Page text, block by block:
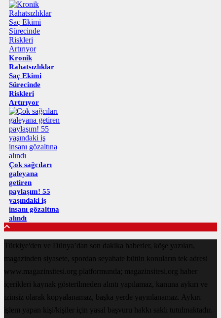
Kronik
Rahatsızlıklar
Saç Ekimi
Sürecinde
Riskleri
Artırıyor
Çok sağcıları
galeyana
getiren
paylaşım! 55
yaşındaki iş
insanı gözaltına
alındı
Türkiye'den ve Dünya’dan son dakika haberler, köşe yazıları,
magazinden siyasete, spordan seyahate bütün konuların tek adresi
www.magazinsitesi.org platformunda; magazinsitesi.org haber
içerikleri kaynak gösterilmeden alıntı yapılamaz, kanuna aykırı ve
izinsiz olarak kopyalanamaz, başka yerde yayınlanamaz. Aykırı
işlem yapan kişi/kişiler için yasal başvuru hakkı saklı tutulmaktadır.